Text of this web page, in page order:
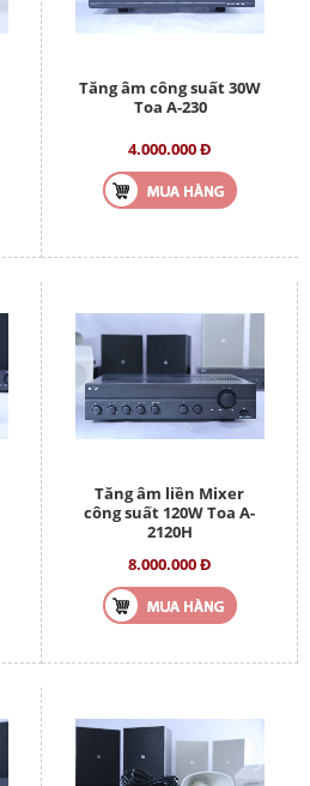
Tăng âm công suất 30W
Toa A-230
4.000.000 Đ
Tăng âm liền Mixer
công suất 120W Toa A-
2120H
8.000.000 Đ